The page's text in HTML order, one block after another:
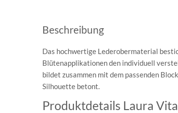
Beschreibung
Das hochwertige Lederobermaterial
Blütenapplikationen den individuell
bildet zusammen mit dem passenden
Silhouette betont.
Produktdetails Laura